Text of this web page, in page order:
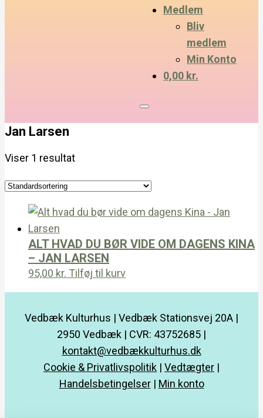
Medlem
Bliv
medlem
Min Konto
0,00 kr.
Jan Larsen
Viser 1 resultat
ALT HVAD DU BØR VIDE OM DAGENS KINA
– JAN LARSEN
95,00 kr. Tilføj til kurv
Vedbæk Kulturhus | Vedbæk Stationsvej 20A |
2950 Vedbæk | CVR: 43752685 |
kontakt@vedbækkulturhus.dk
Cookie & Privatlivspolitik | Vedtægter |
Handelsbetingelser| Min konto